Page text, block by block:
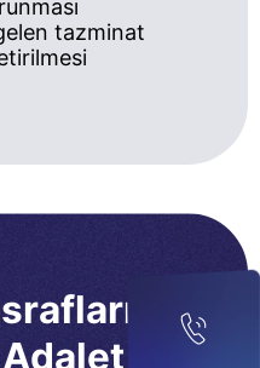
tazminat